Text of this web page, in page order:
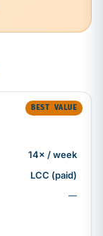
BEST VALUE
14× / week
LCC (paid)
—